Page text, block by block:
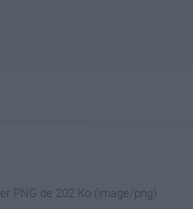
PNG de 202 Ko (image/png)